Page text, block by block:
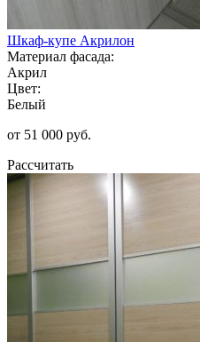
Шкаф-купе Акрилон
Материал фасада:
Акрил
Цвет:
Белый
от 51 000 руб.
Рассчитать